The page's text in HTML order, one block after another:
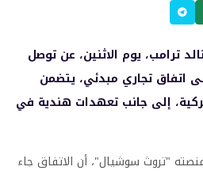
ترامب، يوم الاثنين، عن توصل
اتفاق تجاري مبدئي، يتضمن
إلى جانب تعهدات هندية في
"تروث سوشيال"، أن الاتفاق جاء